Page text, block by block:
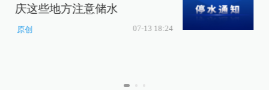
庆这些地方注意储水
原创 07-13 18:24